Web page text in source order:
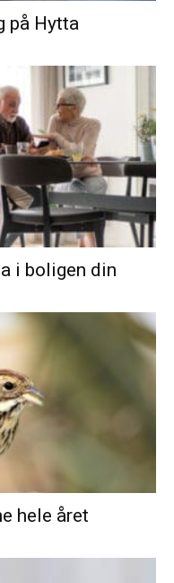
på Hytta
i boligen din
hele året